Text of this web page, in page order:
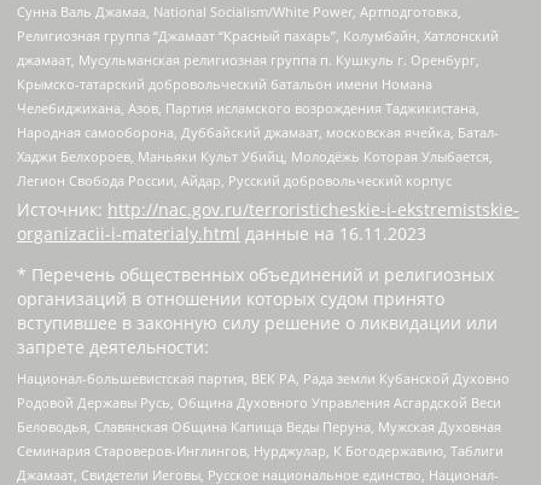
Сунна Валь Джамаа, National Socialism/White Power, Артподготовка,
Религиозная группа “Джамаат “Красный пахарь”, Колумбайн, Хатлонский
джамаат, Мусульманская религиозная группа п. Кушкуль г. Оренбург,
Крымско-татарский добровольческий батальон имени Номана
Челебиджихана, Азов, Партия исламского возрождения Таджикистана,
Народная самооборона, Дуббайский джамаат, московская ячейка, Батал-
Хаджи Белхороев, Маньяки Культ Убийц, Молодёжь Которая Улыбается,
Легион Свобода России, Айдар, Русский добровольческий корпус
Источник: http://nac.gov.ru/terroristicheskie-i-ekstremistskie-
organizacii-i-materialy.html данные на 16.11.2023
* Перечень общественных объединений и религиозных
организаций в отношении которых судом принято
вступившее в законную силу решение о ликвидации или
запрете деятельности:
Национал-большевистская партия, ВЕК РА, Рада земли Кубанской Духовно
Родовой Державы Русь, Община Духовного Управления Асгардской Веси
Беловодья, Славянская Община Капища Веды Перуна, Мужская Духовная
Семинария Староверов-Инглингов, Нурджулар, К Богодержавию, Таблиги
Джамаат, Свидетели Иеговы, Русское национальное единство, Национал-